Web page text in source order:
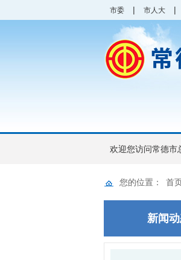
市委 | 市人大 |
欢迎您访问常德市
您的位置： 首
新闻